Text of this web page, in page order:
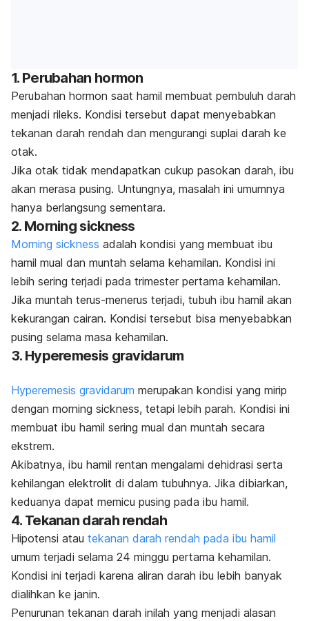
1. Perubahan hormon
Perubahan hormon saat hamil membuat pembuluh darah
menjadi rileks. Kondisi tersebut dapat menyebabkan
tekanan darah rendah dan mengurangi suplai darah ke
otak.
Jika otak tidak mendapatkan cukup pasokan darah, ibu
akan merasa pusing. Untungnya, masalah ini umumnya
hanya berlangsung sementara.
2. Morning sickness
Morning sickness adalah kondisi yang membuat ibu
hamil mual dan muntah selama kehamilan. Kondisi ini
lebih sering terjadi pada trimester pertama kehamilan.
Jika muntah terus-menerus terjadi, tubuh ibu hamil akan
kekurangan cairan. Kondisi tersebut bisa menyebabkan
pusing selama masa kehamilan.
3. Hyperemesis gravidarum
Hyperemesis gravidarum merupakan kondisi yang mirip
dengan morning sickness, tetapi lebih parah. Kondisi ini
membuat ibu hamil sering mual dan muntah secara
ekstrem.
Akibatnya, ibu hamil rentan mengalami dehidrasi serta
kehilangan elektrolit di dalam tubuhnya. Jika dibiarkan,
keduanya dapat memicu pusing pada ibu hamil.
4. Tekanan darah rendah
Hipotensi atau tekanan darah rendah pada ibu hamil
umum terjadi selama 24 minggu pertama kehamilan.
Kondisi ini terjadi karena aliran darah ibu lebih banyak
dialihkan ke janin.
Penurunan tekanan darah inilah yang menjadi alasan